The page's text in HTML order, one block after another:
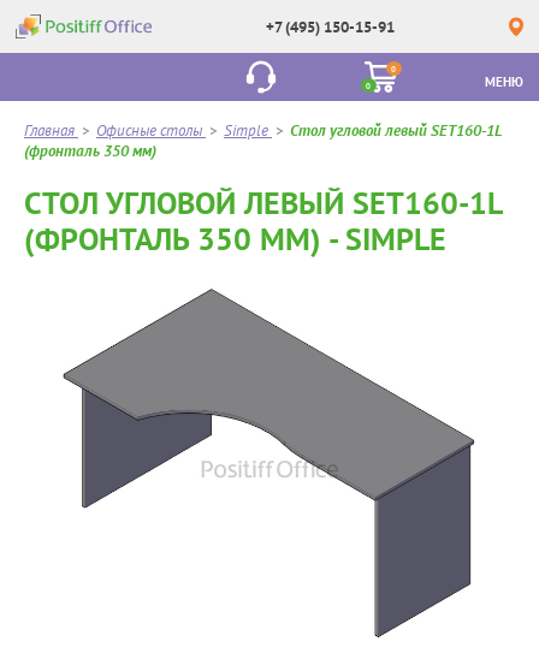
+7 (495) 150-15-91
0
0
МЕНЮ
Главная > Офисные столы > Simple > Стол угловой левый SET160-1L
(фронталь 350 мм)
СТОЛ УГЛОВОЙ ЛЕВЫЙ SET160-1L
(ФРОНТАЛЬ 350 ММ) - SIMPLE